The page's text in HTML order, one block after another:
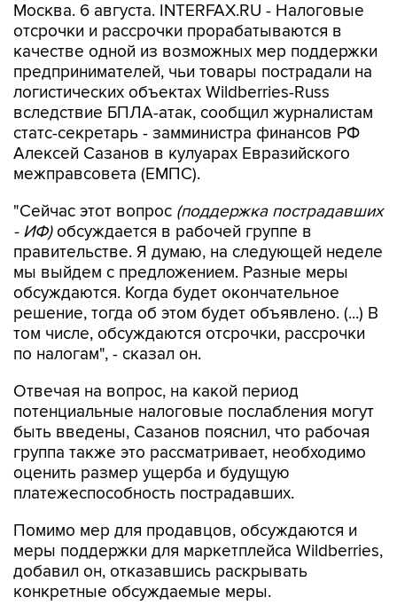
Москва. 6 августа. INTERFAX.RU - Налоговые
отсрочки и рассрочки прорабатываются в
качестве одной из возможных мер поддержки
предпринимателей, чьи товары пострадали на
логистических объектах Wildberries-Russ
вследствие БПЛА-атак, сообщил журналистам
статс-секретарь - замминистра финансов РФ
Алексей Сазанов в кулуарах Евразийского
межправсовета (ЕМПС).
"Сейчас этот вопрос (поддержка пострадавших
- ИФ)обсуждается в рабочей группе в
правительстве. Я думаю, на следующей неделе
мы выйдем с предложением. Разные меры
обсуждаются. Когда будет окончательное
решение, тогда об этом будет объявлено. (...) В
том числе, обсуждаются отсрочки, рассрочки
по налогам", - сказал он.
Отвечая на вопрос, на какой период
потенциальные налоговые послабления могут
быть введены, Сазанов пояснил, что рабочая
группа также это рассматривает, необходимо
оценить размер ущерба и будущую
платежеспособность пострадавших.
Помимо мер для продавцов, обсуждаются и
меры поддержки для маркетплейса Wildberries,
добавил он, отказавшись раскрывать
конкретные обсуждаемые меры.